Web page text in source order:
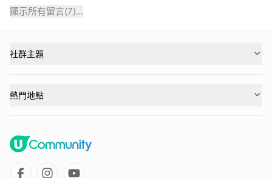
顯示所有留言(7)...
社群主題
熱門地點